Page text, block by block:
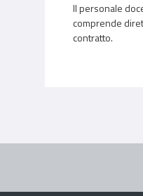
Il personale
comprende
contratto.